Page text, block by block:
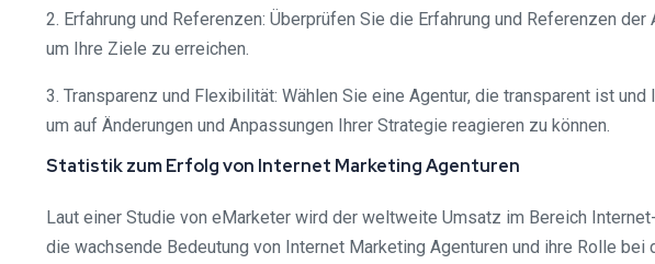
2. Erfahrung und Referenzen: Überprüfen Sie die Erfahrung und Referenzen
um Ihre Ziele zu erreichen.
3. Transparenz und Flexibilität: Wählen Sie eine Agentur, die transparent ist
um auf Änderungen und Anpassungen Ihrer Strategie reagieren zu können.
Statistik zum Erfolg von Internet Marketing Agenturen
Laut einer Studie von eMarketer wird der weltweite Umsatz im Bereich
die wachsende Bedeutung von Internet Marketing Agenturen und ihre Rolle